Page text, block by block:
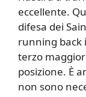
eccellente.
difesa dei
running back
terzo
posizione. È
non sono